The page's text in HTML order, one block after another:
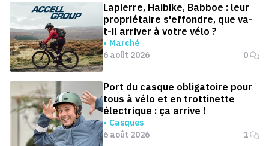
Lapierre, Haibike, Babboe : leur
propriétaire s'effondre, que va-
t-il arriver à votre vélo ?
Marché
6 août 2026
0
Port du casque obligatoire pour
tous à vélo et en trottinette
électrique : ça arrive !
Casques
6 août 2026
1